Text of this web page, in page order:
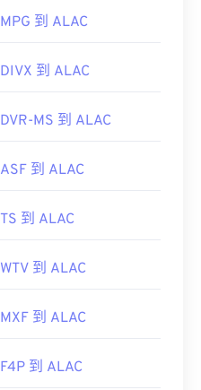
。
MPG 到 ALAC
DIVX 到 ALAC
DVR-MS 到 ALAC
ASF 到 ALAC
TS 到 ALAC
WTV 到 ALAC
MXF 到 ALAC
F4P 到 ALAC